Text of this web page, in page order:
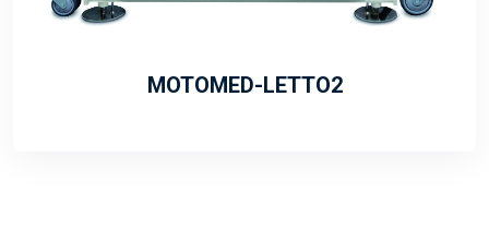
MOTOMED-LETTO2